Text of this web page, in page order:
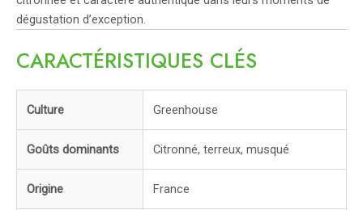
dégustation d’exception.
CARACTÉRISTIQUES CLÉS
Culture Greenhouse
Goûts dominants Citronné, terreux, musqué
Origine France